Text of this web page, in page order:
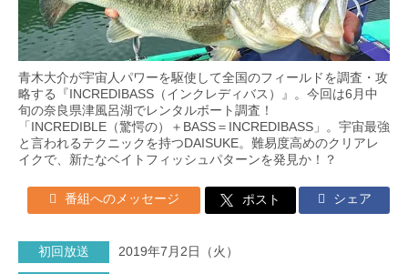
青木大介が宇宙人パワーを駆使して全国のフィールドを調査・攻
略する『INCREDIBASS（インクレディバス）』。今回は6月中
旬の奈良県津風呂湖でレンタルボート調査！
「INCREDIBLE（驚愕の）＋BASS＝INCREDIBASS」。宇宙最強
と言われるテクニックを持つDAISUKE。難易度高めのクリアレ
イクで、新たなベイトフィッシュパターンを発見か！？
番組へのメッセージ ポスト シェア
初回放送 2019年7月2日（火）